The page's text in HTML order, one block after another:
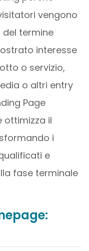
vengono
del termine
interesse
o servizio,
o altri entry
Page
ottimizza il
i
e
fase terminale